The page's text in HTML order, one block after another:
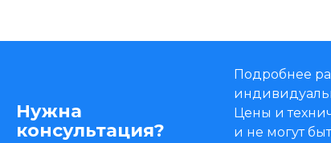
Нужна
консультация?
Подробнее
Цены и
и не могут